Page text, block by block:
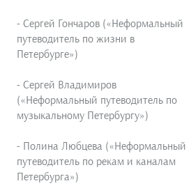
- Сергей Гончаров («Неформальный
путеводитель по жизни в
Петербурге»)
- Сергей Владимиров
(«Неформальный путеводитель по
музыкальному Петербургу»)
- Полина Любцева («Неформальный
путеводитель по рекам и каналам
Петербурга»)